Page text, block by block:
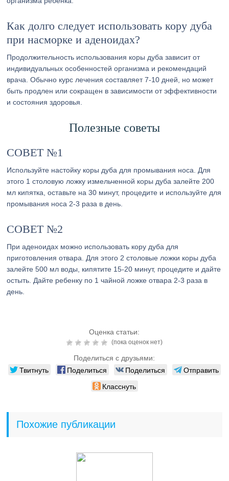
Как долго следует использовать кору дуба
при насморке и аденоидах?
Продолжительность использования коры дуба зависит от
индивидуальных особенностей организма и рекомендаций
врача. Обычно курс лечения составляет 7-10 дней, но может
быть продлен или сокращен в зависимости от эффективности
и состояния здоровья.
Полезные советы
СОВЕТ №1
Используйте настойку коры дуба для промывания носа. Для
этого 1 столовую ложку измельченной коры дуба залейте 200
мл кипятка, оставьте на 30 минут, процедите и используйте для
промывания носа 2-3 раза в день.
СОВЕТ №2
При аденоидах можно использовать кору дуба для
приготовления отвара. Для этого 2 столовые ложки коры дуба
залейте 500 мл воды, кипятите 15-20 минут, процедите и дайте
остыть. Дайте ребенку по 1 чайной ложке отвара 2-3 раза в
день.
Оценка статьи:
(пока оценок нет)
Поделиться с друзьями:
Твитнуть Поделиться Поделиться
Отправить
Класснуть
Похожие публикации